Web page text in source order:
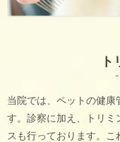
当院では、ペットの健康
す。診察に加え、トリ
スも行っております。